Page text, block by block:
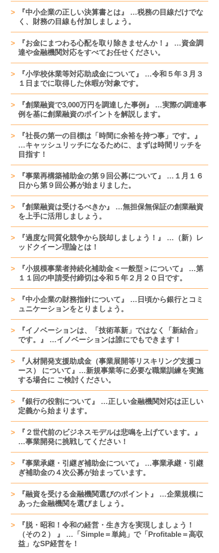
『中小企業の正しい決算書とは』 …税務の目線だけでな
く、財務の目線も付加しましょう。
『お金にまつわる心配を取り除きませんか！』 …資金調
達や金融機関対応をすべてお任せください。
『小学校休業等対応助成金について』 …令和５年３月３
１日までに取得した休暇が対象です。
『創業融資で3,000万円を調達した事例』 …実際の調達事
例を基に創業融資のポイントを解説します。
『社長の第一の目標は「時間に余裕を持つ事」です。』
…キャッシュリッチになるために、まずは時間リッチを
目指す！
『事業再構築補助金の第９回公募について』 …１月１６
日から第９回公募が始まりました。
『創業融資は受けるべきか』 …無担保無保証の創業融資
を上手に活用しましょう。
『過度な同質化競争から脱却しましょう！』 …（新）レ
ッドクイーン理論とは！
『小規模事業者持続化補助金＜一般型＞について』 …第
１１回の申請受付締切は令和５年２月２０日です。
『中小企業の財務指針について』 …日頃から銀行とコミ
ュニケーションをとりましょう。
『イノベーションは、「技術革新」ではなく「新結合」
です。』 …イノベーションは誰にでもできます！
『人材開発支援助成金（事業展開等リスキリング支援コ
ース） について』…新規事業等に必要な職業訓練を実施
する場合に ご検討ください。
『銀行の役割について』 …正しい金融機関対応は正しい
定義から始まります。
『２世代前のビジネスモデルは悲鳴を上げています。』
…事業開発に挑戦してください！
『事業承継・引継ぎ補助金について』 …事業承継・引継
ぎ補助金の４次公募が始まっています。
『融資を受ける金融機関選びのポイント』 …企業規模に
あった金融機関を選びましょう。
『脱・昭和！令和の経営・生き方を実現しましょう！
（その２） 』 …「Simple＝単純」で「Profitable＝高収
益」なSP経営を！